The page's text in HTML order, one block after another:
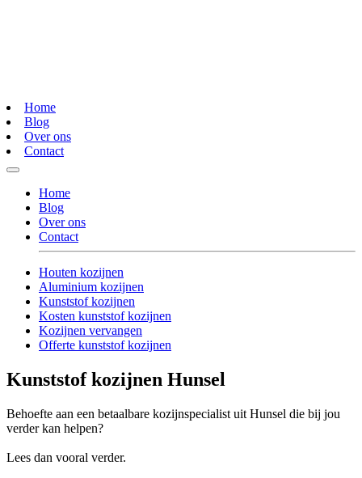
Home
Blog
Over ons
Contact
Home
Blog
Over ons
Contact
Houten kozijnen
Aluminium kozijnen
Kunststof kozijnen
Kosten kunststof kozijnen
Kozijnen vervangen
Offerte kunststof kozijnen
Kunststof kozijnen Hunsel
Behoefte aan een betaalbare kozijnspecialist uit Hunsel die bij jou
verder kan helpen?
Lees dan vooral verder.